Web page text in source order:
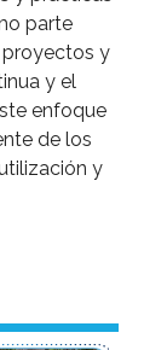
parte
proyectos y
y el
enfoque
de los
y